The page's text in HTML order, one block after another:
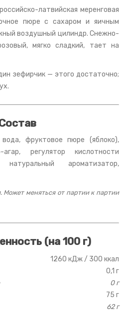
латвийская меренговая
пюре с сахаром и яичным
воздушный цилиндр. Снежно-
мягко сладкий, тает на
зефирчик — этого достаточно;
фруктовое пюре (яблоко),
регулятор кислотности
ароматизатор,
Может меняться от партии к партии
(на 100 г)
1260 кДж / 300 ккал
0,1 г
0 г
75 г
62 г